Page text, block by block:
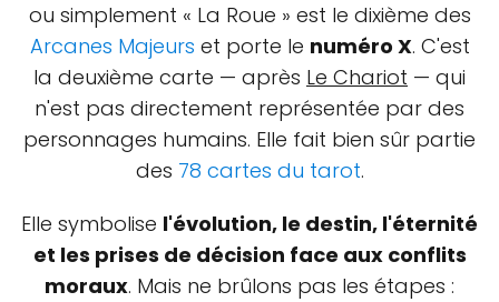
ou simplement « La Roue » est le dixième des
Arcanes Majeurs et porte le numéro X. C'est
la deuxième carte — après Le Chariot — qui
n'est pas directement représentée par des
personnages humains. Elle fait bien sûr partie
des 78 cartes du tarot.
Elle symbolise l'évolution, le destin, l'éternité
et les prises de décision face aux conflits
moraux. Mais ne brûlons pas les étapes :